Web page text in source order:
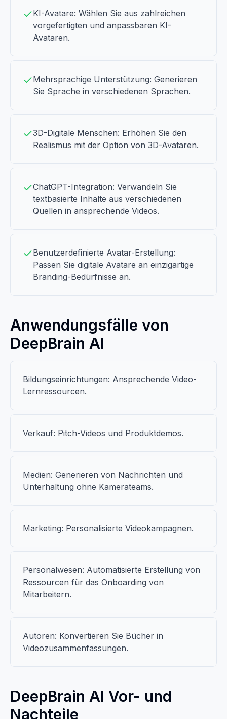
KI-Avatare: Wählen Sie aus zahlreichen
vorgefertigten und anpassbaren KI-
Avataren.
Mehrsprachige Unterstützung: Generieren
Sie Sprache in verschiedenen Sprachen.
3D-Digitale Menschen: Erhöhen Sie den
Realismus mit der Option von 3D-Avataren.
ChatGPT-Integration: Verwandeln Sie
textbasierte Inhalte aus verschiedenen
Quellen in ansprechende Videos.
Benutzerdefinierte Avatar-Erstellung:
Passen Sie digitale Avatare an einzigartige
Branding-Bedürfnisse an.
Anwendungsfälle von
DeepBrain AI
Bildungseinrichtungen: Ansprechende Video-
Lernressourcen.
Verkauf: Pitch-Videos und Produktdemos.
Medien: Generieren von Nachrichten und
Unterhaltung ohne Kamerateams.
Marketing: Personalisierte Videokampagnen.
Personalwesen: Automatisierte Erstellung von
Ressourcen für das Onboarding von
Mitarbeitern.
Autoren: Konvertieren Sie Bücher in
Videozusammenfassungen.
DeepBrain AI Vor- und
Nachteile